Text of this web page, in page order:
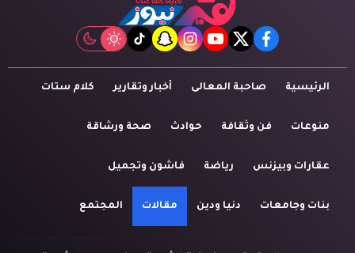
facebook
twitter
youtube
instagram
snapchat
tiktok
الرئيسية صاحبة المعالى أخبار وتقارير كلام ستات
منوعات فن وثقافة حوادث صحة ورشاقة
عقارات وبيزنس رياضة فاشون وتجميل
بنات وجامعات دنيا ودين مقالات المجتمع